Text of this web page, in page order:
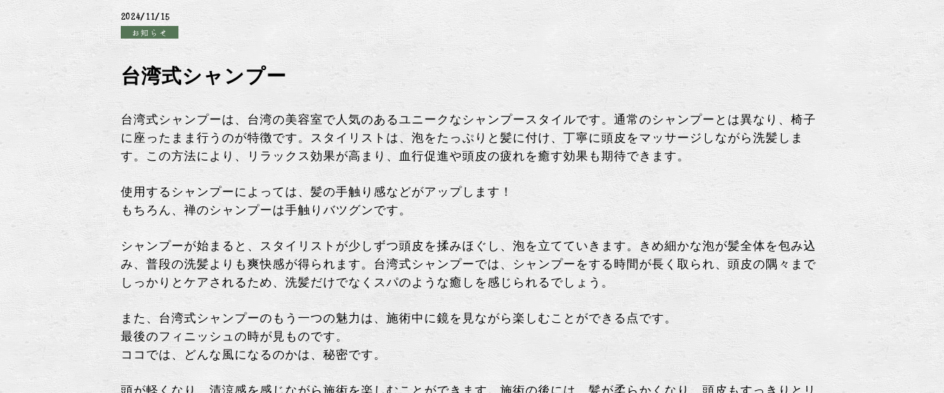
2024/11/15
お知らせ
台湾式シャンプー
台湾式シャンプーは、台湾の美容室で人気のあるユニークなシャンプースタイルです。通常のシャンプーとは異なり、椅子
に座ったまま行うのが特徴です。スタイリストは、泡をたっぷりと髪に付け、丁寧に頭皮をマッサージしながら洗髪しま
す。この方法により、リラックス効果が高まり、血行促進や頭皮の疲れを癒す効果も期待できます。
使用するシャンプーによっては、髪の手触り感などがアップします！
もちろん、禅のシャンプーは手触りバツグンです。
シャンプーが始まると、スタイリストが少しずつ頭皮を揉みほぐし、泡を立てていきます。きめ細かな泡が髪全体を包み込
み、普段の洗髪よりも爽快感が得られます。台湾式シャンプーでは、シャンプーをする時間が長く取られ、頭皮の隅々まで
しっかりとケアされるため、洗髪だけでなくスパのような癒しを感じられるでしょう。
また、台湾式シャンプーのもう一つの魅力は、施術中に鏡を見ながら楽しむことができる点です。
最後のフィニッシュの時が見ものです。
ココでは、どんな風になるのかは、秘密です。